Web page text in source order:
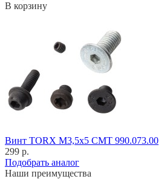
В корзину
Винт TORX M3,5x5 CMT 990.073.00
299 р.
Подобрать аналог
Наши преимущества